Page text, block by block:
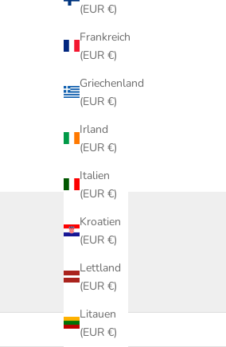
(EUR €)
Frankreich
(EUR €)
Griechenland
(EUR €)
Irland
(EUR €)
Italien
(EUR €)
Kroatien
(EUR €)
Lettland
(EUR €)
Litauen
(EUR €)